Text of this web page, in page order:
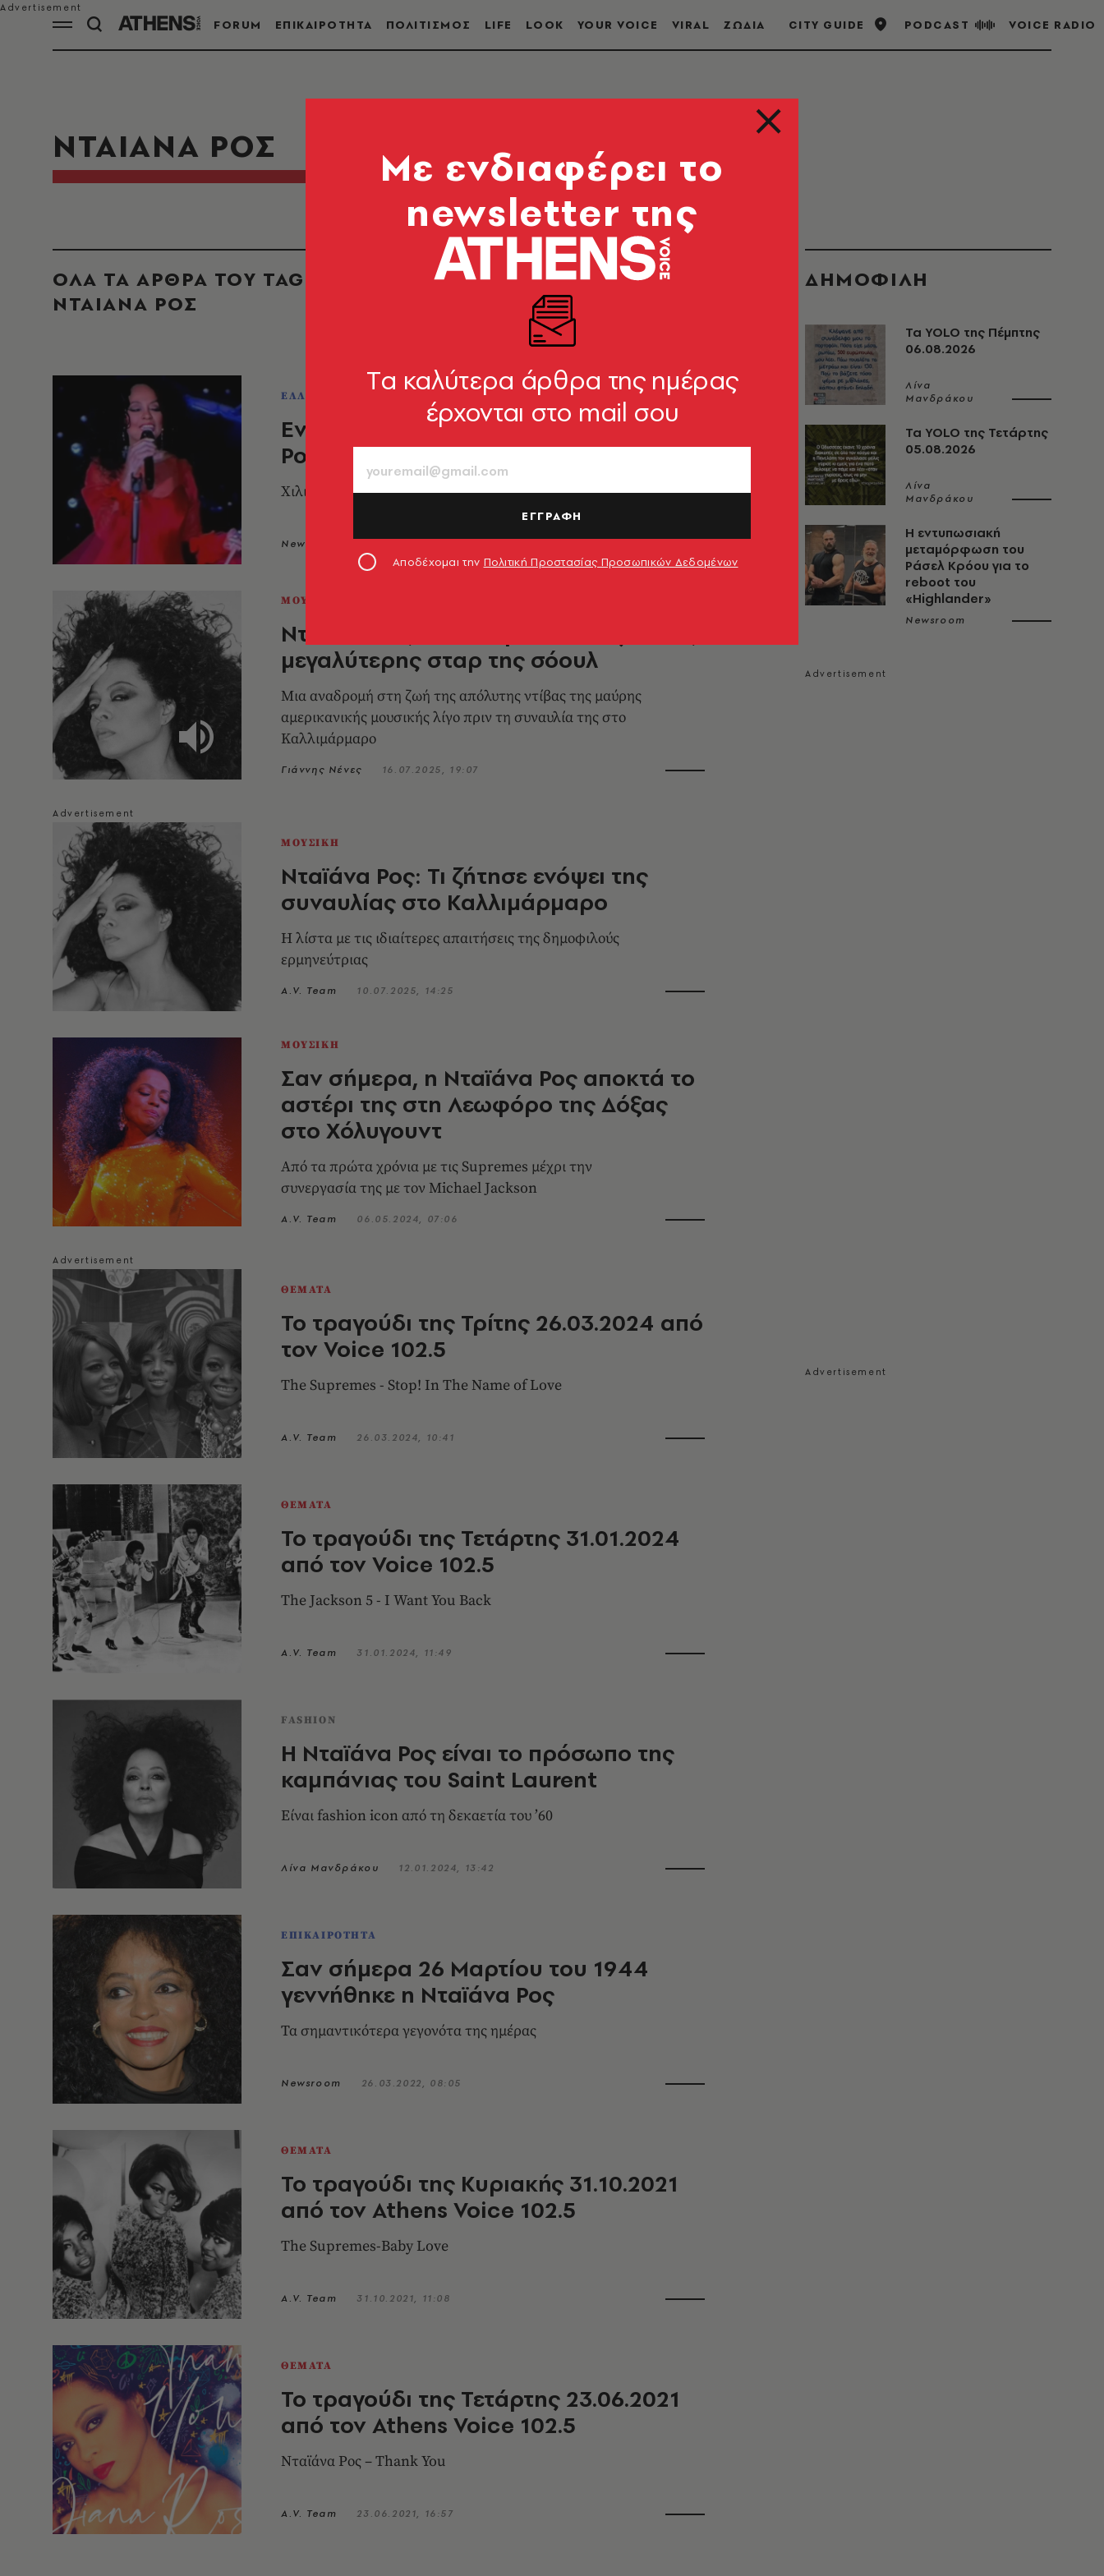
FORUM ΕΠΙΚΑΙΡΟΤΗΤΑ ΠΟΛΙΤΙΣΜΟΣ LIFE LOOK YOUR VOICE VIRAL ΖΩΔΙΑ CITY GUIDE PODCAST VOICE RADIO
ΝΤΑΙΑΝΑ ΡΟΣ
ΟΛΑ ΤΑ ΑΡΘΡΑ ΤΟΥ TAG
ΝΤΑΙΑΝΑ ΡΟΣ
ΕΛΛΑΔΑ
Εντυπωσιακή η εμφάνιση της Νταϊάνα
Ρος στο Καλλιμάρμαρο
Χιλιάδες θεατές βρέθηκαν στην συναυλία της
Newsroom
ΜΟΥΣΙΚΗ
Νταϊάνα Ρος: Η συναρπαστική ζωή της
μεγαλύτερης σταρ της σόουλ
Μια αναδρομή στη ζωή της απόλυτης ντίβας της μαύρης
αμερικανικής μουσικής λίγο πριν τη συναυλία της στο
Καλλιμάρμαρο
Γιάννης Νένες 16.07.2025, 19:07
ΜΟΥΣΙΚΗ
Νταϊάνα Ρος: Τι ζήτησε ενόψει της
συναυλίας στο Καλλιμάρμαρο
Η λίστα με τις ιδιαίτερες απαιτήσεις της δημοφιλούς
ερμηνεύτριας
A.V. Team 10.07.2025, 14:25
ΜΟΥΣΙΚΗ
Σαν σήμερα, η Νταϊάνα Ρος αποκτά το
αστέρι της στη Λεωφόρο της Δόξας
στο Χόλυγουντ
Από τα πρώτα χρόνια με τις Supremes μέχρι την
συνεργασία της με τον Michael Jackson
A.V. Team 06.05.2024, 07:06
ΘΕΜΑΤΑ
Το τραγούδι της Τρίτης 26.03.2024 από
τον Voice 102.5
The Supremes - Stop! In The Name of Love
A.V. Team 26.03.2024, 10:41
ΘΕΜΑΤΑ
Το τραγούδι της Τετάρτης 31.01.2024
από τον Voice 102.5
The Jackson 5 - I Want You Back
A.V. Team 31.01.2024, 11:49
FASHION
Η Νταϊάνα Ρος είναι το πρόσωπο της
καμπάνιας του Saint Laurent
Είναι fashion icon από τη δεκαετία του ’60
Λίνα Μανδράκου 12.01.2024, 13:42
ΕΠΙΚΑΙΡΟΤΗΤΑ
Σαν σήμερα 26 Μαρτίου του 1944
γεννήθηκε η Νταϊάνα Ρος
Τα σημαντικότερα γεγονότα της ημέρας
Newsroom 26.03.2022, 08:05
ΘΕΜΑΤΑ
Το τραγούδι της Κυριακής 31.10.2021
από τον Athens Voice 102.5
The Supremes-Baby Love
A.V. Team 31.10.2021, 11:08
ΘΕΜΑΤΑ
Το τραγούδι της Τετάρτης 23.06.2021
από τον Athens Voice 102.5
Νταϊάνα Ρος – Thank You
A.V. Team 23.06.2021, 16:57
ΔΗΜΟΦΙΛΗ
Τα YOLO της Πέμπτης
06.08.2026
Λίνα
Μανδράκου
Τα YOLO της Τετάρτης
05.08.2026
Λίνα
Μανδράκου
Η εντυπωσιακή
μεταμόρφωση του
Ράσελ Κρόου για το
reboot του
«Highlander»
Newsroom
Mε ενδιαφέρει το
newsletter της
Tα καλύτερα άρθρα της ημέρας
έρχονται στο mail σου
ΕΓΓΡΑΦΗ
Αποδέχομαι την Πολιτική Προστασίας Προσωπικών Δεδομένων